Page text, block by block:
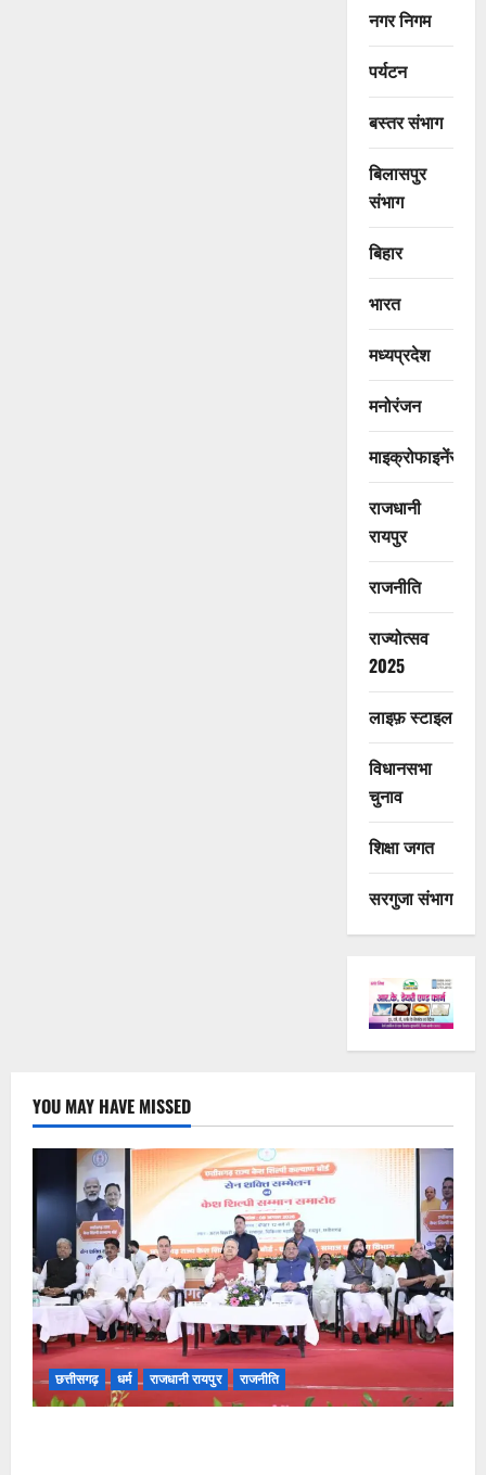
नगर निगम
पर्यटन
बस्तर संभाग
बिलासपुर
संभाग
बिहार
भारत
मध्यप्रदेश
मनोरंजन
माइक्रोफाइनेंस
राजधानी
रायपुर
राजनीति
राज्योत्सव
2025
लाइफ़ स्टाइल
विधानसभा
चुनाव
शिक्षा जगत
सरगुजा संभाग
YOU MAY HAVE MISSED
छत्तीसगढ़ धर्म राजधानी रायपुर राजनीति